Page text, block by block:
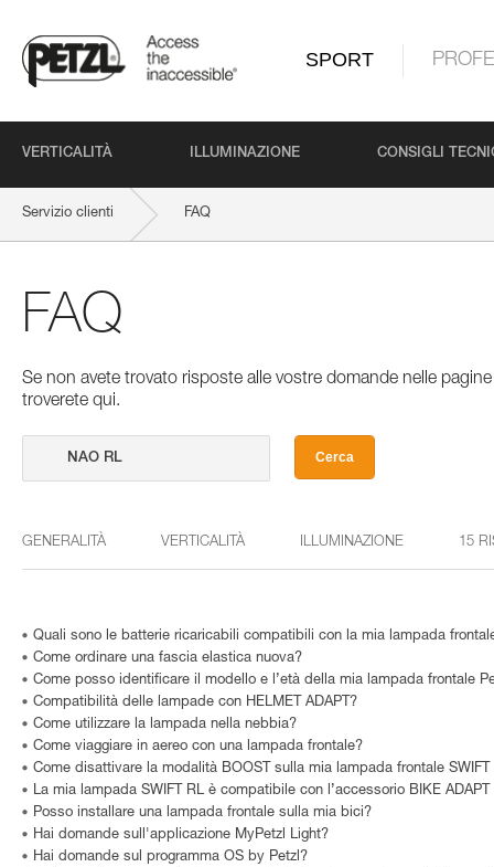
SPORT
VERTICALITÀ ILLUMINAZIONE CONSIGLI
Servizio clienti FAQ
FAQ
Se non avete trovato risposte alle vostre domande nelle
troverete qui.
Cerca
GENERALITÀ VERTICALITÀ ILLUMINAZIONE 15
Quali sono le batterie ricaricabili compatibili con la mia lampada
Come ordinare una fascia elastica nuova?
Come posso identificare il modello e l’età della mia lampada frontale
Compatibilità delle lampade con HELMET ADAPT?
Come utilizzare la lampada nella nebbia?
Come viaggiare in aereo con una lampada frontale?
Come disattivare la modalità BOOST sulla mia lampada frontale SWIFT
La mia lampada SWIFT RL è compatibile con l’accessorio BIKE ADAPT
Posso installare una lampada frontale sulla mia bici?
Hai domande sull'applicazione MyPetzl Light?
Hai domande sul programma OS by Petzl?